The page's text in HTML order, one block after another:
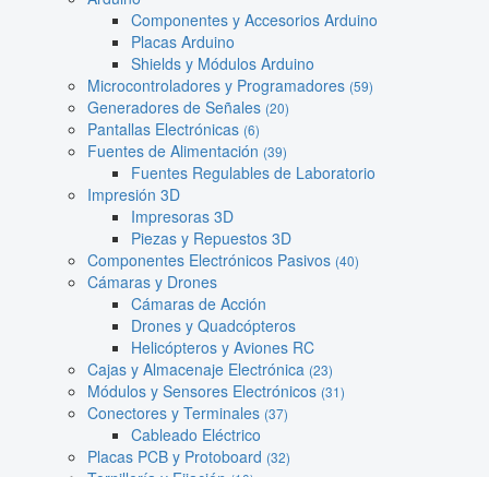
Componentes y Accesorios Arduino
Placas Arduino
Shields y Módulos Arduino
Microcontroladores y Programadores (59)
Generadores de Señales (20)
Pantallas Electrónicas (6)
Fuentes de Alimentación (39)
Fuentes Regulables de Laboratorio
Impresión 3D
Impresoras 3D
Piezas y Repuestos 3D
Componentes Electrónicos Pasivos (40)
Cámaras y Drones
Cámaras de Acción
Drones y Quadcópteros
Helicópteros y Aviones RC
Cajas y Almacenaje Electrónica (23)
Módulos y Sensores Electrónicos (31)
Conectores y Terminales (37)
Cableado Eléctrico
Placas PCB y Protoboard (32)